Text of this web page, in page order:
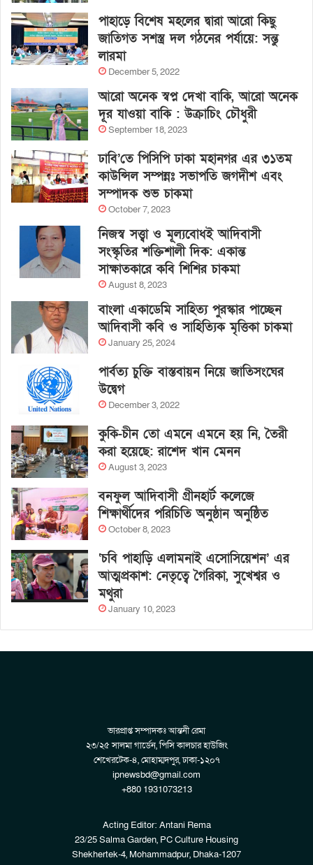
পাহাড়ে বিশেষ মহলের দ্বারা আরো কিছু
জাতিগত সশস্ত্র দল গঠনের পর্যায়ে: সন্তু
লারমা
December 5, 2022
আরো অনেক স্বপ্ন দেখা বাকি, আরো অনেক
দূর যাওয়া বাকি : উক্রাচিং চৌধুরী
September 18, 2023
ঢাবি’তে পিসিপি ঢাকা মহানগর এর ৩১তম
কাউন্সিল সম্পন্নঃ সভাপতি জগদীশ এবং
সম্পাদক শুভ চাকমা
October 7, 2023
নিজস্ব সত্ত্বা ও মূল্যবোধই আদিবাসী
সংস্কৃতির শক্তিশালী দিক: একান্ত
সাক্ষাতকারে কবি শিশির চাকমা
August 8, 2023
বাংলা একাডেমি সাহিত্য পুরস্কার পাচ্ছেন
আদিবাসী কবি ও সাহিত্যিক মৃত্তিকা চাকমা
January 25, 2024
পার্বত্য চুক্তি বাস্তবায়ন নিয়ে জাতিসংঘের
উদ্বেগ
December 3, 2022
কুকি-চীন তো এমনে এমনে হয় নি, তৈরী
করা হয়েছে: রাশেদ খান মেনন
August 3, 2023
বনফুল আদিবাসী গ্রীনহার্ট কলেজে
শিক্ষার্থীদের পরিচিতি অনুষ্ঠান অনুষ্ঠিত
October 8, 2023
‘চবি পাহাড়ি এলামনাই এসোসিয়েশন’ এর
আত্মপ্রকাশ: নেতৃত্বে গৈরিকা, সুখেশ্বর ও
মথুরা
January 10, 2023
ভারপ্রাপ্ত সম্পাদকঃ আন্তনী রেমা
২৩/২৫ সালমা গার্ডেন, পিসি কালচার হাউজিং
শেখেরটেক-৪, মোহাম্মদপুর, ঢাকা-১২০৭
ipnewsbd@gmail.com
+880 1931073213
Acting Editor: Antani Rema
23/25 Salma Garden, PC Culture Housing
Shekhertek-4, Mohammadpur, Dhaka-1207